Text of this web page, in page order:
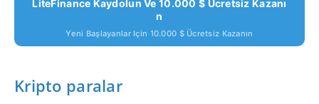
LiteFinance Kaydolun Ve 10.000 $ Ücretsiz Kazanı
N
Yeni Başlayanlar Için 10.000 $ Ücretsiz Kazanın
Kripto paralar